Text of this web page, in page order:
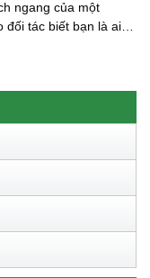
ngang của một
đối tác biết bạn là ai,